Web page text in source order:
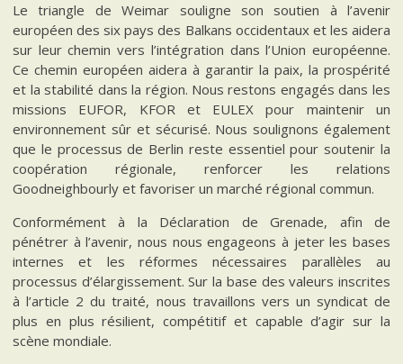
Le triangle de Weimar souligne son soutien à l’avenir
européen des six pays des Balkans occidentaux et les aidera
sur leur chemin vers l’intégration dans l’Union européenne.
Ce chemin européen aidera à garantir la paix, la prospérité
et la stabilité dans la région. Nous restons engagés dans les
missions EUFOR, KFOR et EULEX pour maintenir un
environnement sûr et sécurisé. Nous soulignons également
que le processus de Berlin reste essentiel pour soutenir la
coopération régionale, renforcer les relations
Goodneighbourly et favoriser un marché régional commun.
Conformément à la Déclaration de Grenade, afin de
pénétrer à l’avenir, nous nous engageons à jeter les bases
internes et les réformes nécessaires parallèles au
processus d’élargissement. Sur la base des valeurs inscrites
à l’article 2 du traité, nous travaillons vers un syndicat de
plus en plus résilient, compétitif et capable d’agir sur la
scène mondiale.